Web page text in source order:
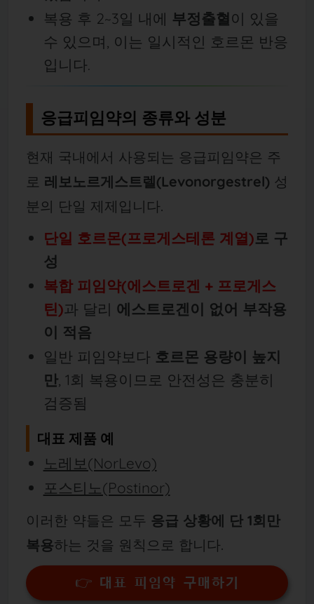
복용 후 2~3일 내에 부정출혈 이 있을
수 있으며, 이는 일시적인 호르몬 반응
입니다.
응급피임약의 종류와 성분
현재 국내에서 사용되는 응급피임약은 주
로 레보노르게스트렐(Levonorgestrel) 성
분의 단일 제제입니다.
단일 호르몬(프로게스테론 계열)로 구
성
복합 피임약(에스트로겐 + 프로게스
틴)과 달리 에스트로겐이 없어 부작용
이 적음
일반 피임약보다 호르몬 용량이 높지
만, 1회 복용이므로 안전성은 충분히
검증됨
대표 제품 예
노레보(NorLevo)
포스티노(Postinor)
이러한 약들은 모두 응급 상황에 단 1회만
복용하는 것을 원칙으로 합니다.
👉 대표 피임약 구매하기